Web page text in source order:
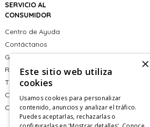
SERVICIO AL
CONSUMIDOR
Centro de Ayuda
Contáctanos
Giftcard
Retiro en tienda
Tiendas
CyberMonday
CyberDay
×
Este sitio web utiliza
cookies
Usamos cookies para personalizar
contenido, anuncios y analizar el tráfico.
Puedes aceptarlas, rechazarlas o